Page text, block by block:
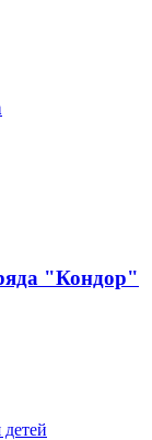
"Кондор"